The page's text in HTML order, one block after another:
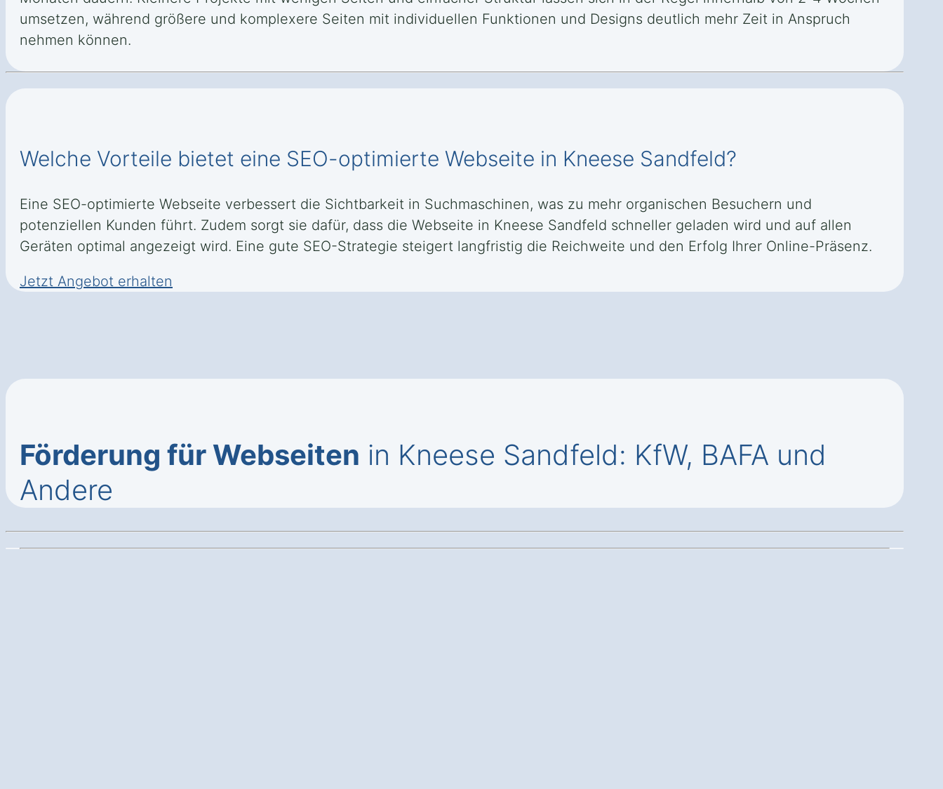
umsetzen, während größere und komplexere Seiten mit individuellen Funktionen und Designs deutlich mehr Zeit in Anspruch
nehmen können.
Welche Vorteile bietet eine SEO-optimierte Webseite in Kneese Sandfeld?
Eine SEO-optimierte Webseite verbessert die Sichtbarkeit in Suchmaschinen, was zu mehr organischen Besuchern und
potenziellen Kunden führt. Zudem sorgt sie dafür, dass die Webseite in Kneese Sandfeld schneller geladen wird und auf allen
Geräten optimal angezeigt wird. Eine gute SEO-Strategie steigert langfristig die Reichweite und den Erfolg Ihrer Online-Präsenz.
Jetzt Angebot erhalten
Förderung für Webseiten in Kneese Sandfeld: KfW, BAFA und
Andere